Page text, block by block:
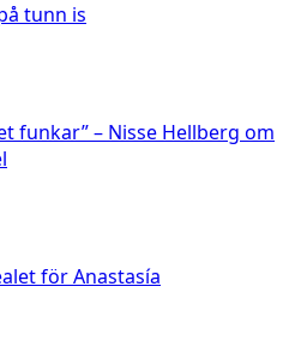
tunn is
funkar” – Nisse Hellberg om
för Anastasía